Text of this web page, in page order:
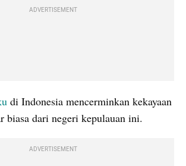
ADVERTISEMENT
di Indonesia mencerminkan kekayaan
biasa dari negeri kepulauan ini.
ADVERTISEMENT